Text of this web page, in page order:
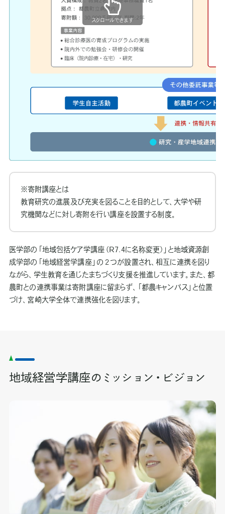
スクロールできます
※寄附講座とは
教育研究の進展及び充実を図ることを目的として、大学や研
究機関などに対し寄附を行い講座を設置する制度。
医学部の「地域包括ケア学講座（R7.4に名称変更）」と地域資源創
成学部の「地域経営学講座」の２つが設置され、相互に連携を図り
ながら、学生教育を通じたまちづくり支援を推進しています。また、都
農町との連携事業は寄附講座に留まらず、「都農キャンパス」と位置
づけ、宮崎大学全体で連携強化を図ります。
地域経営学講座のミッション・ビジョン